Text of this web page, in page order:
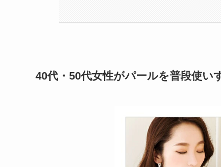
40代・50代女性がパールを普段使い